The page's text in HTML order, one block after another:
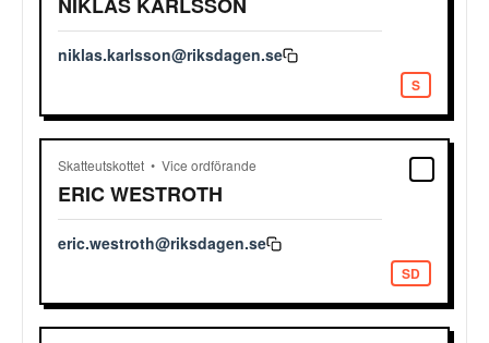
S
niklas.karlsson@riksdagen.se
Skatteutskottet Vice ordförande
ERICWESTROTH
SD
eric.westroth@riksdagen.se